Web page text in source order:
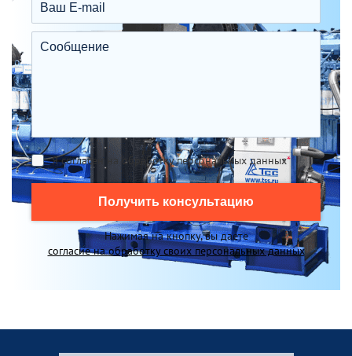
Я согласен на обработку персональных данных*
Получить консультацию
Нажимая на кнопку, вы даете
согласие на обработку своих персональных данных